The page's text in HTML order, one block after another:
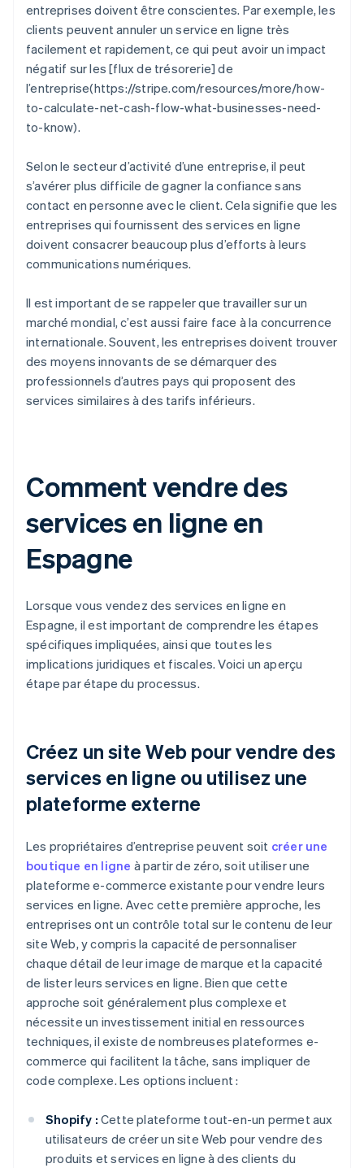
entreprises doivent être conscientes. Par exemple, les
clients peuvent annuler un service en ligne très
facilement et rapidement, ce qui peut avoir un impact
négatif sur les [flux de trésorerie] de
l’entreprise(https://stripe.com/resources/more/how-
to-calculate-net-cash-flow-what-businesses-need-
to-know).
Selon le secteur d’activité d’une entreprise, il peut
s’avérer plus difficile de gagner la confiance sans
contact en personne avec le client. Cela signifie que les
entreprises qui fournissent des services en ligne
doivent consacrer beaucoup plus d’efforts à leurs
communications numériques.
Il est important de se rappeler que travailler sur un
marché mondial, c’est aussi faire face à la concurrence
internationale. Souvent, les entreprises doivent trouver
des moyens innovants de se démarquer des
professionnels d’autres pays qui proposent des
services similaires à des tarifs inférieurs.
Comment vendre des
services en ligne en
Espagne
Lorsque vous vendez des services en ligne en
Espagne, il est important de comprendre les étapes
spécifiques impliquées, ainsi que toutes les
implications juridiques et fiscales. Voici un aperçu
étape par étape du processus.
Créez un site Web pour vendre des
services en ligne ou utilisez une
plateforme externe
Les propriétaires d’entreprise peuvent soit créer une
boutique en ligne à partir de zéro, soit utiliser une
plateforme e-commerce existante pour vendre leurs
services en ligne. Avec cette première approche, les
entreprises ont un contrôle total sur le contenu de leur
site Web, y compris la capacité de personnaliser
chaque détail de leur image de marque et la capacité
de lister leurs services en ligne. Bien que cette
approche soit généralement plus complexe et
nécessite un investissement initial en ressources
techniques, il existe de nombreuses plateformes e-
commerce qui facilitent la tâche, sans impliquer de
code complexe. Les options incluent :
Shopify : Cette plateforme tout-en-un permet aux
utilisateurs de créer un site Web pour vendre des
produits et services en ligne à des clients du